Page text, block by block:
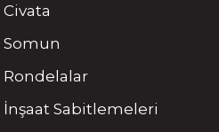
Civata
Somun
Rondelalar
İnşaat Sabitlemeleri